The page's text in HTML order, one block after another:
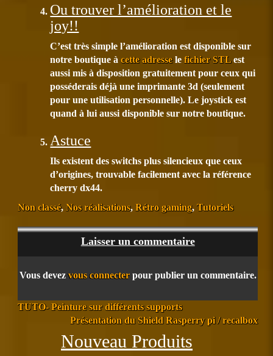
Ou trouver l’amélioration et le
joy!!
C’est très simple l’amélioration est disponible sur
notre boutique àcette adresselefichier STLest
aussi mis à disposition gratuitement pour ceux qui
posséderais déjà une imprimante 3d (seulement
pour une utilisation personnelle). Le joystick est
quand à lui aussi disponible sur notre boutique.
Astuce
Ils existent des switchs plus silencieux que ceux
d’origines, trouvable facilement avec la référence
cherry dx44.
Posté
Non classé,Nos réalisations,Rétro gaming,Tutoriels
Laisser un commentaire
Vous devezvous connecterpour publier un commentaire.
Post
TUTO- Peinture sur différents supports
Post
suivant:
Présentation du Shield Rasperry pi / recalbox
Nouveau Produits
Précédent